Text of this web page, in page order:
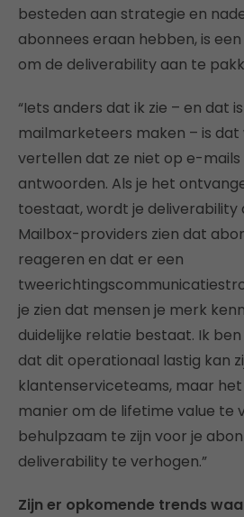
besteden aan strategie en
abonnees eraan hebben, is
om de deliverability aan te
“Iets anders dat ik zie – en dat
mailmarketeers maken – is dat
vertellen dat ze niet op e-
antwoorden. Als je het
toestaat, wordt je
Mailbox-providers zien dat
reageren en dat er een
je zien dat mensen je merk
duidelijke relatie bestaat. Ik
dat dit operationaal lastig kan
klantenserviceteams, maar het
manier om de lifetime value te
behulpzaam te zijn voor je
deliverability te verhogen.”
Zijn er opkomende trends